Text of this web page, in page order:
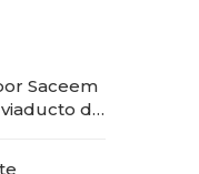
Saceem
de